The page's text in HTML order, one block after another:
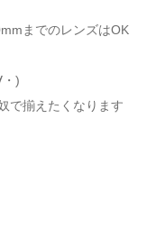
までのレンズはOK
)
で揃えたくなります